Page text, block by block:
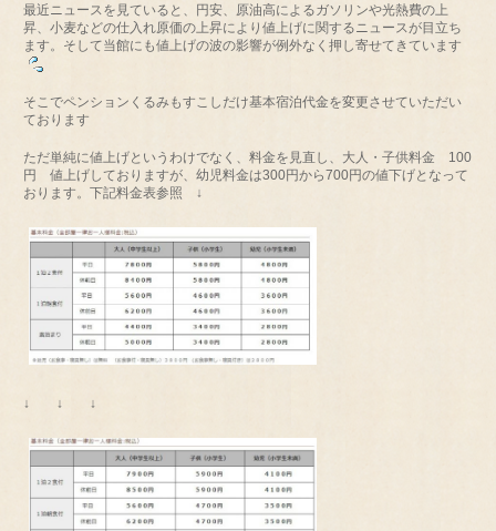
最近ニュースを見ていると、円安、原油高によるガソリンや光熱費の上
昇、小麦などの仕入れ原価の上昇により値上げに関するニュースが目立ち
ます。そして当館にも値上げの波の影響が例外なく押し寄せてきています
そこでペンションくるみもすこしだけ基本宿泊代金を変更させていただい
ております
ただ単純に値上げというわけでなく、料金を見直し、大人・子供料金 100
円 値上げしておりますが、幼児料金は300円から700円の値下げとなって
おります。下記料金表参照 ↓
↓ ↓ ↓